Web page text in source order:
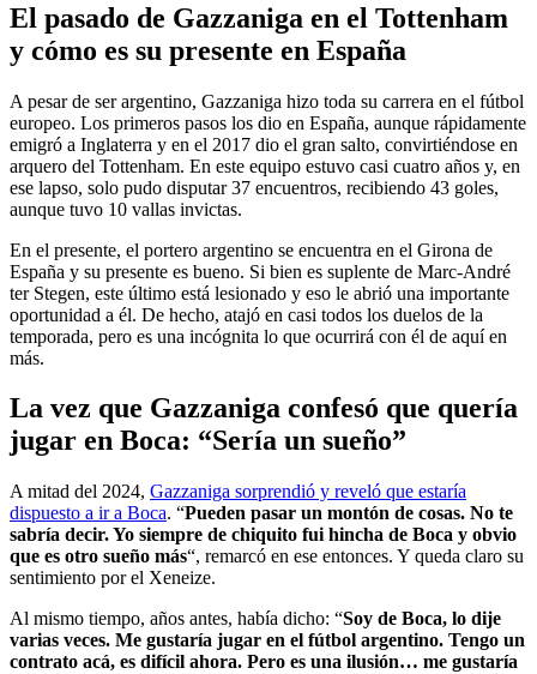
El pasado de Gazzaniga en el Tottenham
y cómo es su presente en España
A pesar de ser argentino, Gazzaniga hizo toda su carrera en el fútbol
europeo. Los primeros pasos los dio en España, aunque rápidamente
emigró a Inglaterra y en el 2017 dio el gran salto, convirtiéndose en
arquero del Tottenham. En este equipo estuvo casi cuatro años y, en
ese lapso, solo pudo disputar 37 encuentros, recibiendo 43 goles,
aunque tuvo 10 vallas invictas.
En el presente, el portero argentino se encuentra en el Girona de
España y su presente es bueno. Si bien es suplente de Marc-André
ter Stegen, este último está lesionado y eso le abrió una importante
oportunidad a él. De hecho, atajó en casi todos los duelos de la
temporada, pero es una incógnita lo que ocurrirá con él de aquí en
más.
La vez que Gazzaniga confesó que quería
jugar en Boca: “Sería un sueño”
A mitad del 2024, Gazzaniga sorprendió y reveló que estaría
dispuesto a ir a Boca. “Pueden pasar un montón de cosas. No te
sabría decir. Yo siempre de chiquito fui hincha de Boca y obvio
que es otro sueño más“, remarcó en ese entonces. Y queda claro su
sentimiento por el Xeneize.
Al mismo tiempo, años antes, había dicho: “Soy de Boca, lo dije
varias veces. Me gustaría jugar en el fútbol argentino. Tengo un
contrato acá, es difícil ahora. Pero es una ilusión… me gustaría